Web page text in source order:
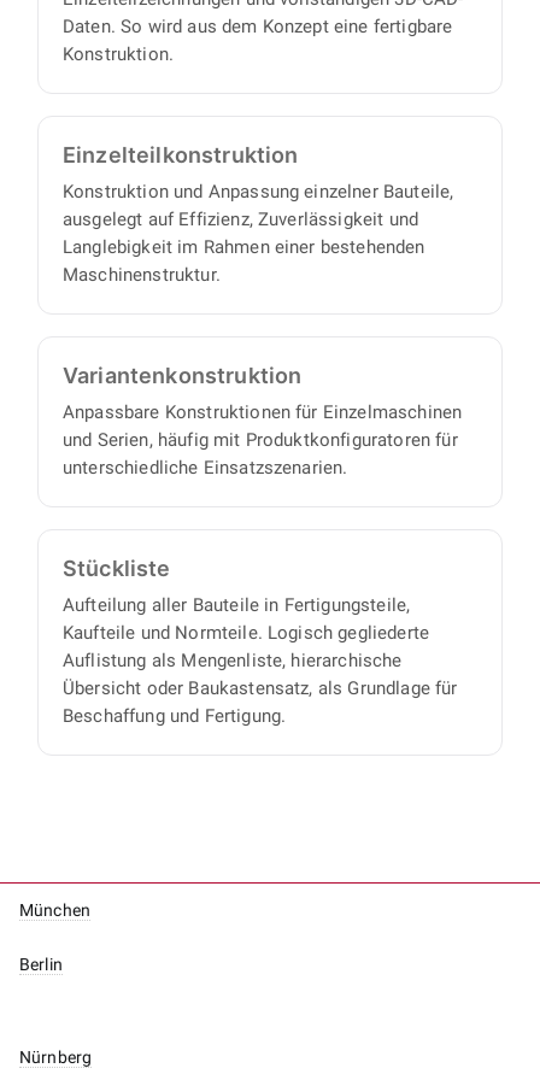
vollständigen Satz an Konstruktionsunterlagen,
mit minimalem Abstimmungs- und
Aufsichtsaufwand auf Ihrer Seite.
Daten. So wird aus dem Konzept eine fertigbare
Konstruktion.
Einzelteil­konstruktion
Konstruktion und Anpassung einzelner Bauteile,
ausgelegt auf Effizienz, Zuverlässigkeit und
Langlebigkeit im Rahmen einer bestehenden
Maschinenstruktur.
Varianten­konstruktion
Anpassbare Konstruktionen für Einzelmaschinen
und Serien, häufig mit Produktkonfiguratoren für
unterschiedliche Einsatzszenarien.
Stückliste
Aufteilung aller Bauteile in Fertigungsteile,
Kaufteile und Normteile. Logisch gegliederte
Auflistung als Mengenliste, hierarchische
Übersicht oder Baukastensatz, als Grundlage für
Beschaffung und Fertigung.
München
Berlin
Nürnberg